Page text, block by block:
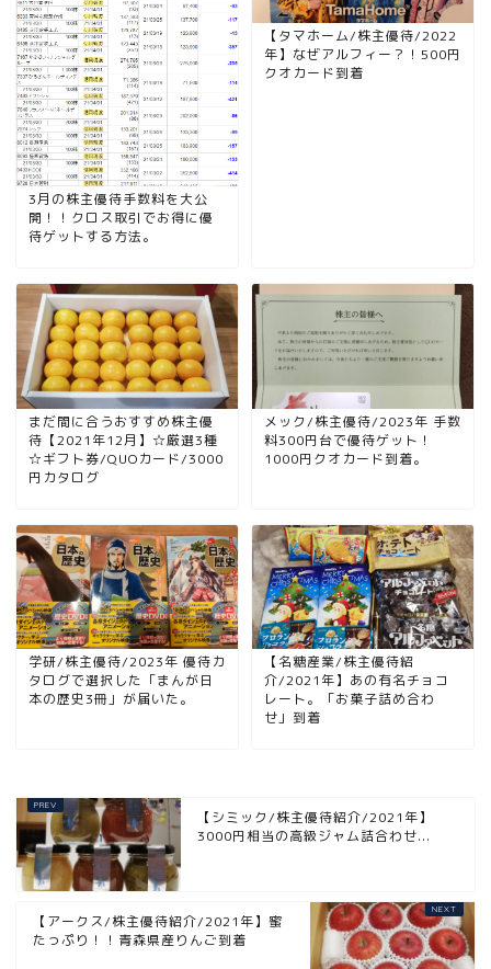
3月の株主優待手数料を大公
開！！クロス取引でお得に優
待ゲットする方法。
【タマホーム/株主優待/2022
年】なぜアルフィー？！500円
クオカード到着
まだ間に合うおすすめ株主優
待【2021年12月】☆厳選3種
☆ギフト券/QUOカード/3000
円カタログ
メック/株主優待/2023年 手数
料300円台で優待ゲット！
1000円クオカード到着。
学研/株主優待/2023年 優待カ
タログで選択した「まんが日
本の歴史3冊」が届いた。
【名糖産業/株主優待紹
介/2021年】あの有名チョコ
レート。「お菓子詰め合わ
せ」到着
【シミック/株主優待紹介/2021年】
3000円相当の高級ジャム詰合わせ...
【アークス/株主優待紹介/2021年】蜜
たっぷり！！青森県産りんご到着